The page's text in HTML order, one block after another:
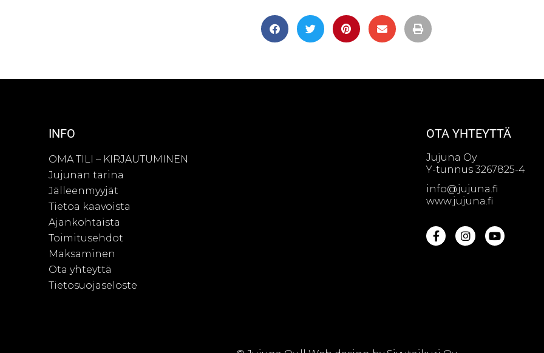
INFO
OMA TILI – KIRJAUTUMINEN
Jujunan tarina
Jälleenmyyjät
Tietoa kaavoista
Ajankohtaista
Toimitusehdot
Maksaminen
Ota yhteyttä
Tietosuojaseloste
OTA YHTEYTTÄ
Jujuna Oy
Y-tunnus 3267825-4
info@jujuna.fi
www.jujuna.fi